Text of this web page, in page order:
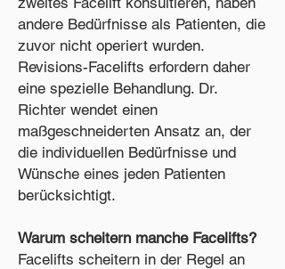
andere Bedürfnisse als Patienten, die
zuvor nicht operiert wurden.
Revisions-Facelifts erfordern daher
eine spezielle Behandlung. Dr.
Richter wendet einen
maßgeschneiderten Ansatz an, der
die individuellen Bedürfnisse und
Wünsche eines jeden Patienten
berücksichtigt.
Warum scheitern manche Facelifts?
Facelifts scheitern in der Regel an